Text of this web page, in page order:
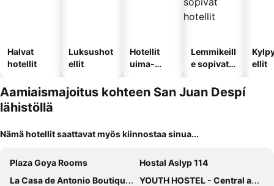
Halvat
hotellit
Luksushot
ellit
Hotellit
uima-
Lemmikeill
e sopivat
ellit
Aamiaismajoitus kohteen San Juan Despí
lähistöllä
Nämä hotellit saattavat myös kiinnostaa sinua...
Plaza Goya Rooms
Hostal Aslyp 114
La Casa de Antonio Boutique Rooms
YOUTH HOSTEL - Central and Basic Drassanes